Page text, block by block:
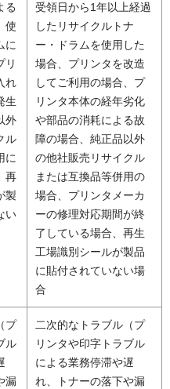
る
使
に
リ
れ
生
外
ル
に
再
製
い
受領日から1年以上経過
したリサイクルトナ
ー・ドラムを使用した
場合、プリンタを改造
してご利用の場合、プ
リンタ本体の経年劣化
や部品の消耗による故
障の場合、純正品以外
の他社販売リサイクル
または互換品等併用の
場合、プリンタメーカ
ーの修理対応期間が終
了している場合、再生
工場識別シールが製品
に貼付されていない場
合
プ
ル
漏
二次的なトラブル（プ
リンタや印字トラブル
による業務停滞や遅
れ、トナーの落下や漏